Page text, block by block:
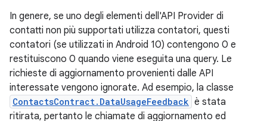
In genere, se uno degli elementi dell'API Provider di
contatti non più supportati utilizza contatori, questi
contatori (se utilizzati in Android 10) contengono 0 e
restituiscono 0 quando viene eseguita una query. Le
richieste di aggiornamento provenienti dalle API
interessate vengono ignorate. Ad esempio, la classe
ContactsContract.DataUsageFeedback è stata
ritirata, pertanto le chiamate di aggiornamento ed